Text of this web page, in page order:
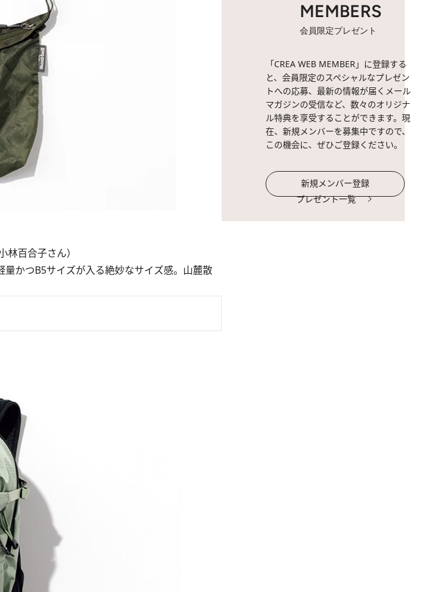
百合子さん）
かつB5サイズが入る絶妙なサイズ感。山麓散
MEMBERS
会員限定プレゼント
「CREA WEB MEMBER」に登録する
と、会員限定のスペシャルなプレゼン
トへの応募、最新の情報が届くメール
マガジンの受信など、数々のオリジナ
ル特典を享受することができます。現
在、新規メンバーを募集中ですので、
この機会に、ぜひご登録ください。
新規メンバー登録
プレゼント一覧